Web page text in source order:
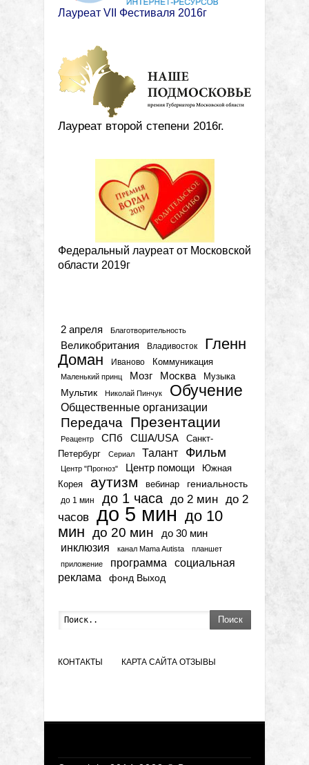
Лауреат VII Фестиваля 2016г
Лауреат второй степени 2016г.
Федеральный лауреат от Московской
области 2019г
2 апреля Благотворительность
Великобритания Владивосток
Гленн
Доман
Иваново Коммуникация
Маленький принц Мозг Москва Музыка
Мультик Николай Пинчук Обучение
Общественные организации
Передача Презентации
Реацентр СПб США/USA
Санкт-
Петербург
Сериал Талант Фильм
Центр "Прогноз" Центр помощи
Южная
Корея
аутизм вебинар гениальность
до 1 мин до 1 часа до 2 мин до 2
часов до 5 мин до 10
мин до 20 мин до 30 мин
инклюзия канал Mama Autista
планшет
приложение
программа
социальная
реклама
фонд Выход
Поиск
КОНТАКТЫ КАРТА САЙТА ОТЗЫВЫ